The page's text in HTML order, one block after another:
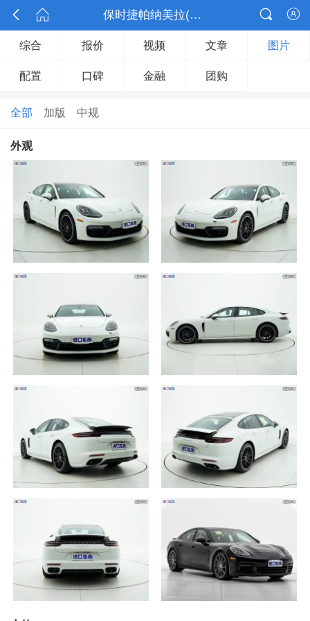
  保时捷帕纳美拉(Panamera) 

综合 报价 视频 文章 图片
配置 口碑 金融 团购
全部 加版 中规
外观